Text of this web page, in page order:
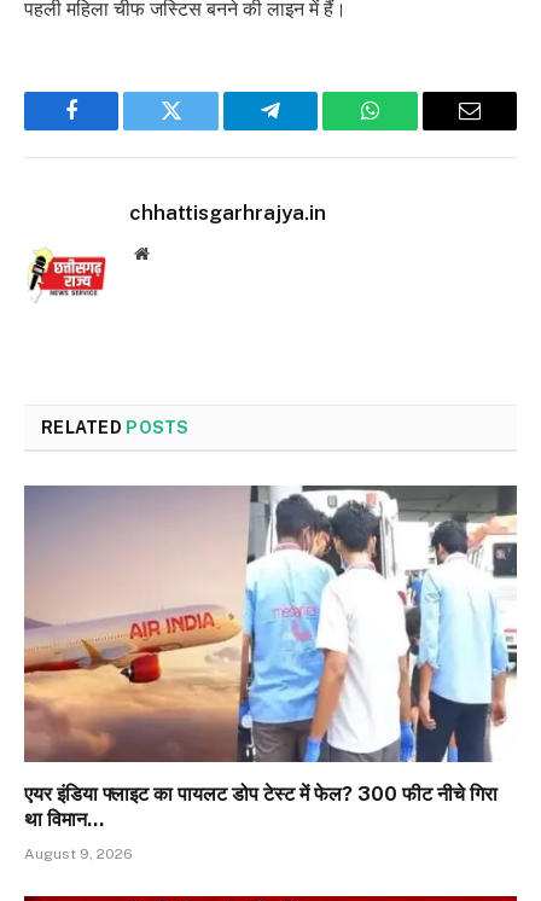
पहली महिला चीफ जस्टिस बनने की लाइन में हैं।
Facebook Twitter Telegram WhatsApp Email
chhattisgarhrajya.in
Website
RELATED POSTS
एयर इंडिया फ्लाइट का पायलट डोप टेस्ट में फेल? 300 फीट नीचे गिरा
था विमान…
August 9, 2026